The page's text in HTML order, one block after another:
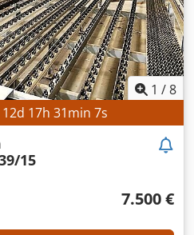
1 /8
12d 17h 31min 5s
15
7.500 €